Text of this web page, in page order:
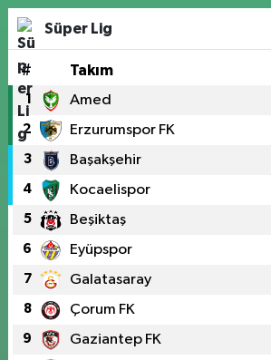
Süper Lig
# Takım
1 Amed
2 Erzurumspor FK
3 Başakşehir
4 Kocaelispor
5 Beşiktaş
6 Eyüpspor
7 Galatasaray
8 Çorum FK
9 Gaziantep FK